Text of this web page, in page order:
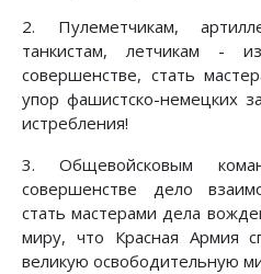
2. Пулеметчикам,
танкистам, летчикам -
совершенстве, стать
упор фашистско-немецких
истребления!
3. Общевойсковым
совершенстве дело
стать мастерами дела
миру, что Красная Армия
великую освободительную